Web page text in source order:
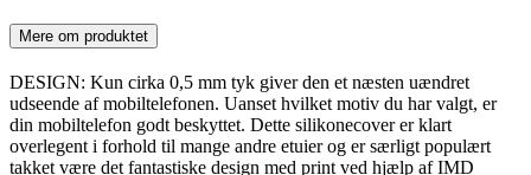
Mere om produktet
DESIGN: Kun cirka 0,5 mm tyk giver den et næsten uændret
udseende af mobiltelefonen. Uanset hvilket motiv du har valgt, er
din mobiltelefon godt beskyttet. Dette silikonecover er klart
overlegent i forhold til mange andre etuier og er særligt populært
takket være det fantastiske design med print ved hjælp af IMD